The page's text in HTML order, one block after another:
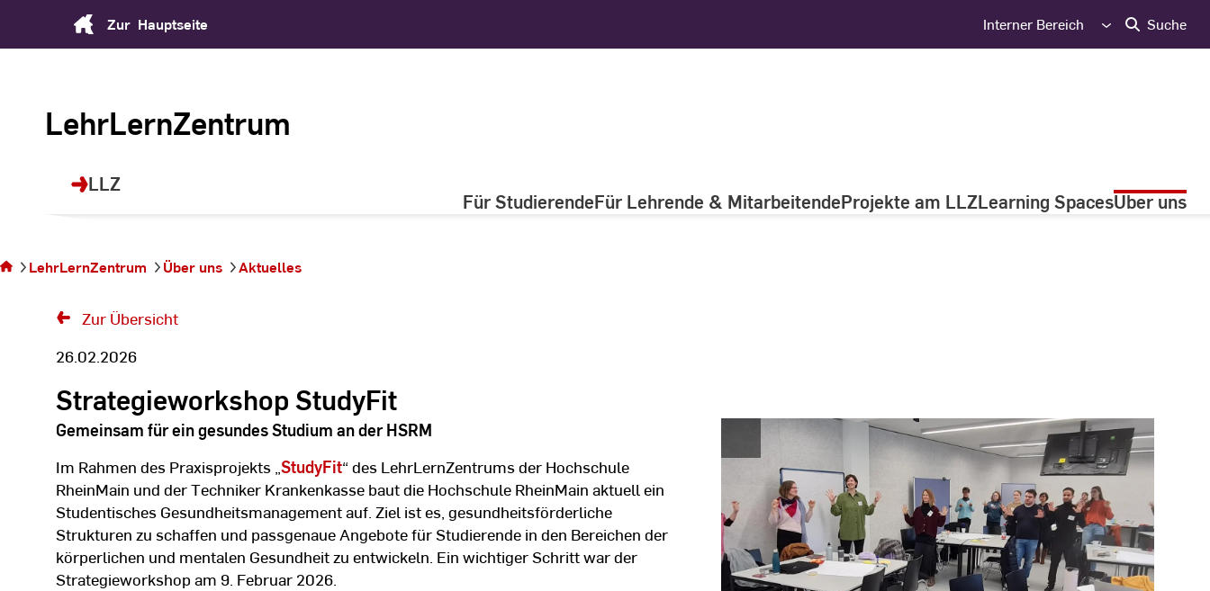
Zur Hauptseite Interner Bereich Suche
LehrLernZentrum
LLZ
Für StudierendeFür Lehrende & MitarbeitendeProjekte am LLZLearning SpacesÜber uns
sich aufLehrLernZentrum Über uns Aktuelles
Zur Übersicht
26.02.2026
Strategieworkshop StudyFit
Gemeinsam für ein gesundes Studium an der HSRM
Im Rahmen des Praxisprojekts „StudyFit“ des LehrLernZentrums der Hochschule
RheinMain und der Techniker Krankenkasse baut die Hochschule RheinMain aktuell ein
Studentisches Gesundheitsmanagement auf. Ziel ist es, gesundheitsförderliche
Strukturen zu schaffen und passgenaue Angebote für Studierende in den Bereichen der
körperlichen und mentalen Gesundheit zu entwickeln. Ein wichtiger Schritt war der
Strategieworkshop am 9. Februar 2026.